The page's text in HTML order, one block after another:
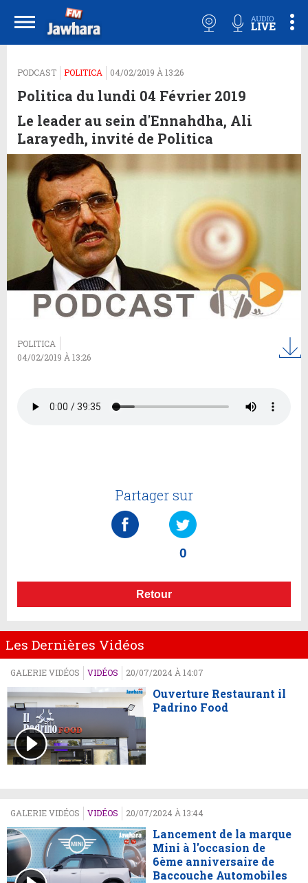
PODCAST POLITICA 04/02/2019 À 13:26
Politica du lundi 04 Février 2019
Le leader au sein d'Ennahdha, Ali
Larayedh, invité de Politica
POLITICA
04/02/2019 À 13:26
Partager sur
0
Retour
Les Dernières Vidéos
GALERIE VIDÉOS VIDÉOS 20/07/2024 À 14:07
Ouverture Restaurant il
Padrino Food
GALERIE VIDÉOS VIDÉOS 20/07/2024 À 13:44
Lancement de la marque
Mini à l'occasion de
6ème anniversaire de
Baccouche Automobiles